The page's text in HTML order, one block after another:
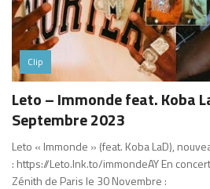
Clip
Leto – Immonde feat. Koba
Septembre 2023
Leto « Immonde » (feat. Koba LaD),
: https://Leto.lnk.to/immondeAY En
Zénith de Paris le 30 Novembre :